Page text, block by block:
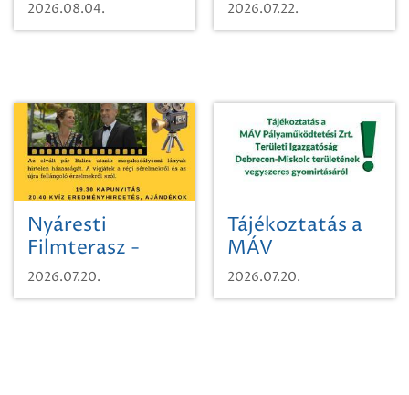
2026.08.04.
időutazásra!
2026.07.22.
Nyáresti
Filmterasz -
Beugró a
Paradicsomba
2026.07.20.
Tájékoztatás a
MÁV
Pályaműködtetési
Zrt. Területi
2026.07.20.